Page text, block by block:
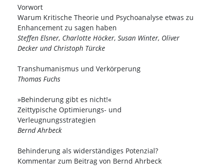
Vorwort
Warum Kritische Theorie und Psychoanalyse etwas zu
Enhancement zu sagen haben
Steffen Elsner, Charlotte Höcker, Susan Winter, Oliver
Decker und Christoph Türcke
Transhumanismus und Verkörperung
Thomas Fuchs
»Behinderung gibt es nicht!«
Zeittypische Optimierungs- und
Verleugnungsstrategien
Bernd Ahrbeck
Behinderung als widerständiges Potenzial?
Kommentar zum Beitrag von Bernd Ahrbeck